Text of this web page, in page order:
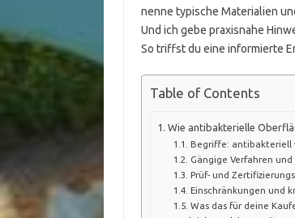
nenne typische Materialien
Und ich gebe praxisnahe
So triffst du eine informierte
Table of Contents
Wie antibakterielle
Begriffe: antibakteriell
Gängige Verfahren
Prüf- und
Einschränkungen und
Was das für deine